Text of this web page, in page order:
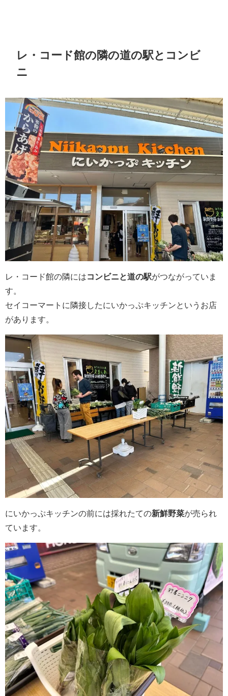
レ・コード館の隣の道の駅とコンビ
ニ
レ・コード館の隣にはコンビニと道の駅がつながっていま
す。
セイコーマートに隣接したにいかっぷキッチンというお店
があります。
にいかっぷキッチンの前には採れたての新鮮野菜が売られ
ています。